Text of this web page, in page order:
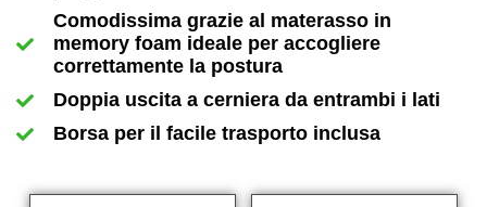
Comodissima grazie al materasso in
memory foam ideale per accogliere
correttamente la postura
Doppia uscita a cerniera da entrambi i lati
Borsa per il facile trasporto inclusa